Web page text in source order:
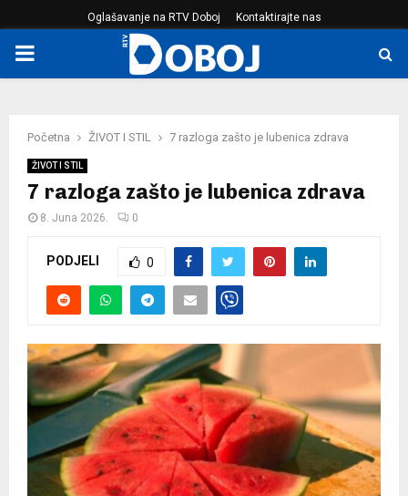
Oglašavanje na RTV Doboj Kontaktirajte nas
PRIMARY
Početna ŽIVOT I STIL 7 razloga zašto je lubenica zdrava
ŽIVOT I STIL
7 razloga zašto je lubenica zdrava
8. Juna 2026. 0
PODJELI 0